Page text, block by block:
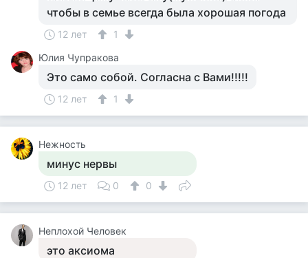
чтобы в семье всегда была хорошая погода
12 лет
1
Юлия Чупракова
Это само собой. Согласна с Вами!!!!!
12 лет 1
Нежность
минус нервы
12 лет 0 0
Неплохой Человек
это аксиома